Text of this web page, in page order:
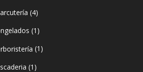
(4)
(1)
(1)
(1)